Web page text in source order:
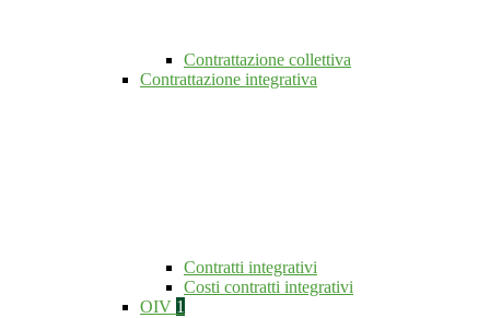
Contrattazione collettiva
Contrattazione integrativa
Contratti integrativi
Costi contratti integrativi
OIV 1